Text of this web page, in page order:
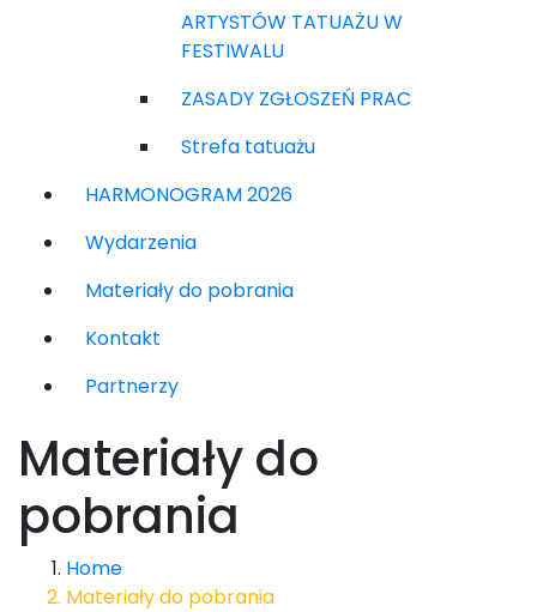
ARTYSTÓW TATUAŻU W
FESTIWALU
ZASADY ZGŁOSZEŃ PRAC
Strefa tatuażu
HARMONOGRAM 2026
Wydarzenia
Materiały do pobrania
Kontakt
Partnerzy
Materiały do
pobrania
Home
Materiały do pobrania